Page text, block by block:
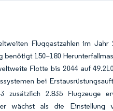
Fluggastzahlen im Jahr
150–180
Flotte bis 2044 auf
bei
2.835 Flugzeuge
wächst als die Einstellung